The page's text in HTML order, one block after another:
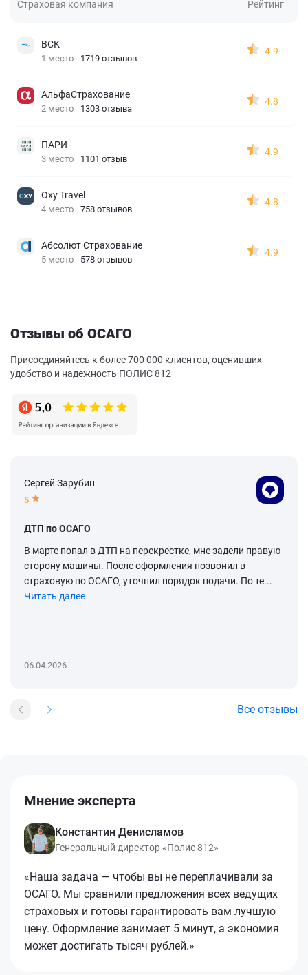
Страховая компания Рейтинг
ВСК
1 место 1719 отзывов
4.9
АльфаСтрахование
2 место 1303 отзыва
4.8
ПАРИ
3 место 1101 отзыв
4.9
Oxy Travel
4 место 758 отзывов
4.8
Абсолют Страхование
5 место 578 отзывов
4.9
Отзывы об ОСАГО
Присоединяйтесь к более 700 000 клиентов, оценивших
удобство и надежность ПОЛИС 812
Сергей Зарубин
5
ДТП по ОСАГО
В марте попал в ДТП на перекрестке, мне задели правую
сторону машины. После оформления позвонил в
страховую по ОСАГО, уточнил порядок подачи. По те...
Читать далее
06.04.2026
Все отзывы
Мнение эксперта
Константин Денисламов
Генеральный директор «Полис 812»
«Наша задача — чтобы вы не переплачивали за
ОСАГО. Мы сравнили предложения всех ведущих
страховых и готовы гарантировать вам лучшую
цену. Оформление занимает 5 минут, а экономия
может достигать тысяч рублей.»